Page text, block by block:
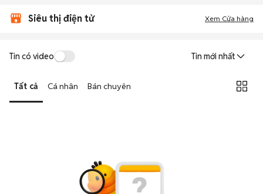
Siêu thị điện tử Xem Cửa hàng
Tin có video Tin mới nhất
Tất cả Cá nhân Bán chuyên